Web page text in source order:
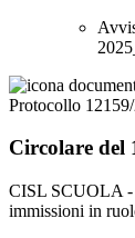
Protocollo
Circolare del
CISL SCUOLA -
immissioni in